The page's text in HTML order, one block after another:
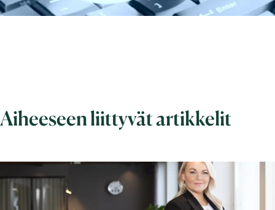
Aiheeseen liittyvät artikkelit